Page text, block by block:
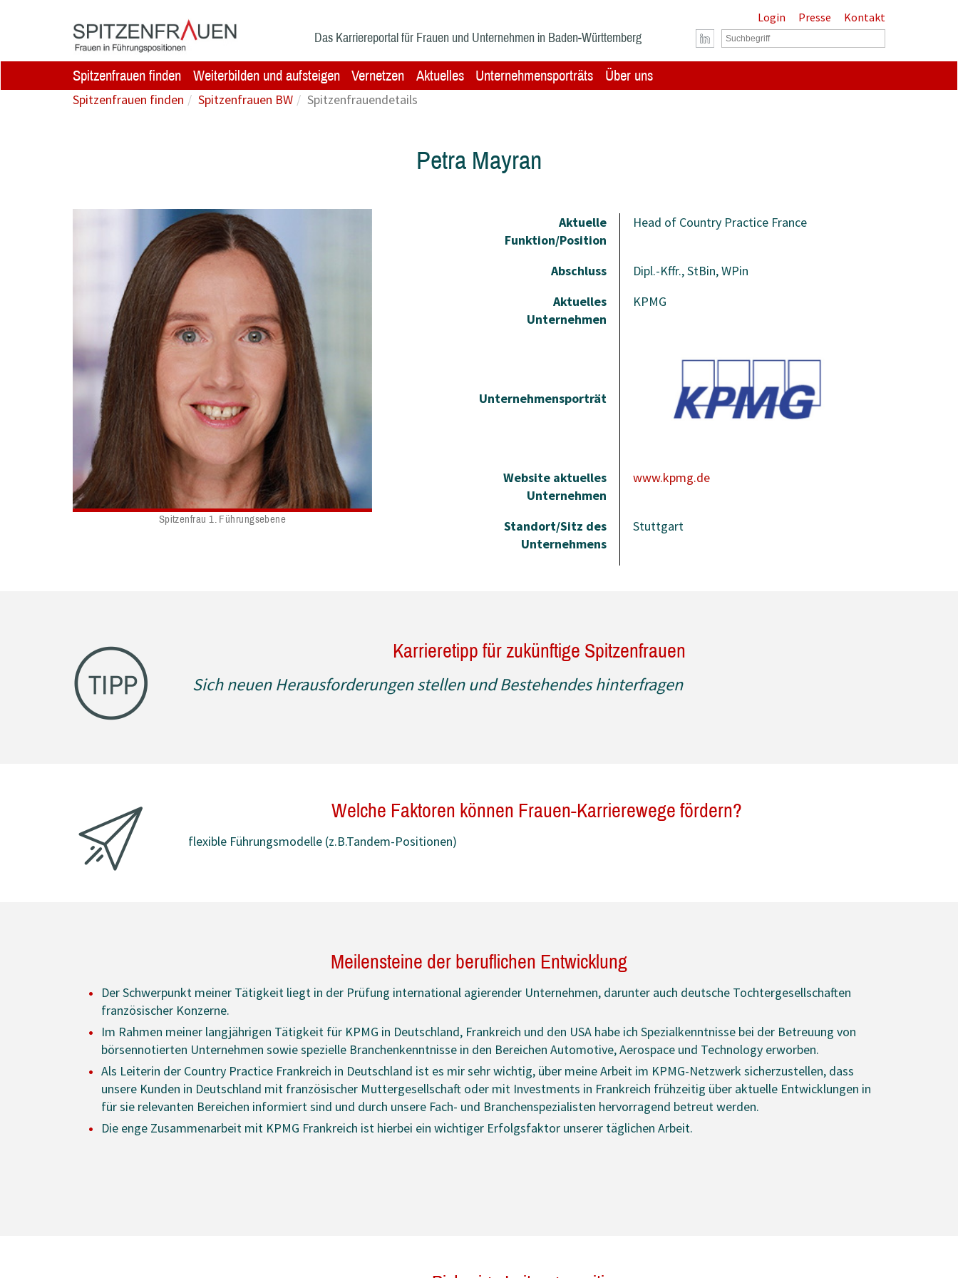
Das Karriereportal für Frauen und Unternehmen in Baden-Württemberg
Login Presse Kontakt
Spitzenfrauen finden Weiterbilden und aufsteigen Vernetzen Aktuelles Unternehmensporträts Über uns
Spitzenfrauen finden Spitzenfrauen BW Spitzenfrauendetails
Petra Mayran
Spitzenfrau 1. Führungsebene
Aktuelle
Funktion/Position
Head of Country Practice France
Abschluss
Dipl.-Kffr., StBin, WPin
Aktuelles
Unternehmen
KPMG
Unternehmensporträt
Website aktuelles
Unternehmen
www.kpmg.de
Standort/Sitz des
Unternehmens
Stuttgart
Karrieretipp für zukünftige Spitzenfrauen
Sich neuen Herausforderungen stellen und Bestehendes hinterfragen
Welche Faktoren können Frauen-Karrierewege fördern?
flexible Führungsmodelle (z.B.Tandem-Positionen)
Meilensteine der beruflichen Entwicklung
Der Schwerpunkt meiner Tätigkeit liegt in der Prüfung international agierender Unternehmen, darunter auch deutsche Tochtergesellschaften
französischer Konzerne.
Im Rahmen meiner langjährigen Tätigkeit für KPMG in Deutschland, Frankreich und den USA habe ich Spezialkenntnisse bei der Betreuung von
börsennotierten Unternehmen sowie spezielle Branchenkenntnisse in den Bereichen Automotive, Aerospace und Technology erworben.
Als Leiterin der Country Practice Frankreich in Deutschland ist es mir sehr wichtig, über meine Arbeit im KPMG-Netzwerk sicherzustellen, dass
unsere Kunden in Deutschland mit französischer Muttergesellschaft oder mit Investments in Frankreich frühzeitig über aktuelle Entwicklungen in
für sie relevanten Bereichen informiert sind und durch unsere Fach- und Branchenspezialisten hervorragend betreut werden.
Die enge Zusammenarbeit mit KPMG Frankreich ist hierbei ein wichtiger Erfolgsfaktor unserer täglichen Arbeit.